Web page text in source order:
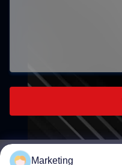
Marketing